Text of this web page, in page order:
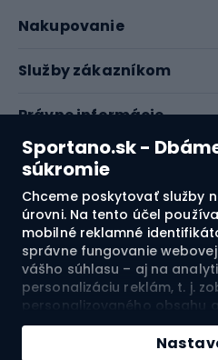
Sportano.sk -
súkromie
Chceme poskytovať služby
úrovni. Na tento účel
mobilné reklamné
správne fungovanie
vášho súhlasu – aj na
personalizáciu reklám, t. j.
personalizovaného obsahu
vašim záujmom a meranie
cookie a mobilné reklamné
Nakupovanie
Služby zákazníkom
Právne informácie
O nás
Pozrite si
4.7